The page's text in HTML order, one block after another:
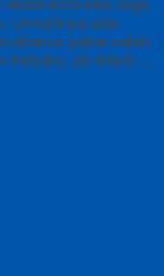
konveksi toga
Umumnya ada
alfairuz pakai salah
beludru, jet-black….